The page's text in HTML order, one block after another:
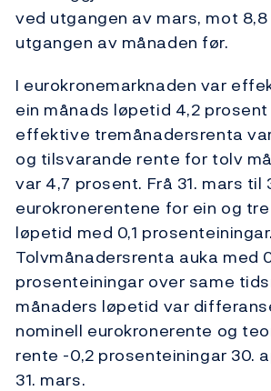
ved utgangen av mars, mot
utgangen av månaden før.
I eurokronemarknaden var
ein månads løpetid 4,2 prosent
effektive tremånadersrenta
og tilsvarande rente for tolv
var 4,7 prosent. Frå 31. mars til
eurokronerentene for ein og
løpetid med 0,1 prosenteiningar.
Tolvmånadersrenta auka med
prosenteiningar over same
månaders løpetid var
nominell eurokronerente og
rente -0,2 prosenteiningar 30.
31. mars.